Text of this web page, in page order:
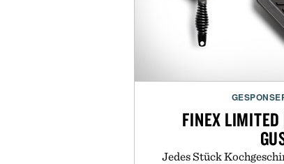
FINEX
Jedes Stück